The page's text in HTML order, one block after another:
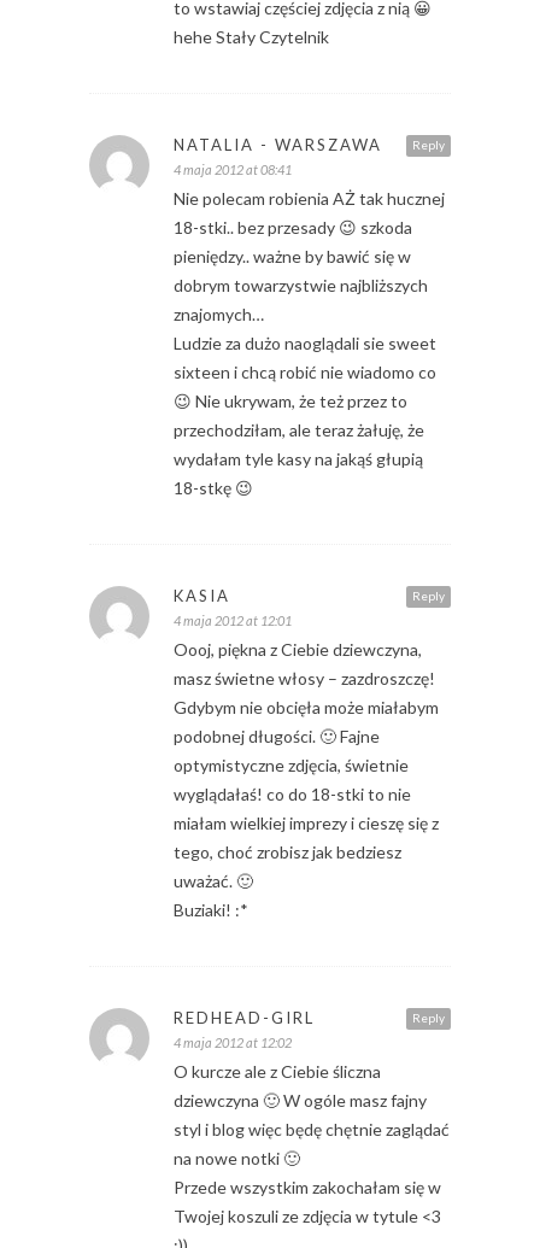
to wstawiaj częściej zdjęcia z nią 😀
hehe Stały Czytelnik
Reply
NATALIA - WARSZAWA
4 maja 2012 at 08:41
Nie polecam robienia AŻ tak hucznej
18-stki.. bez przesady 😉 szkoda
pieniędzy.. ważne by bawić się w
dobrym towarzystwie najbliższych
znajomych…
Ludzie za dużo naoglądali sie sweet
sixteen i chcą robić nie wiadomo co
😉 Nie ukrywam, że też przez to
przechodziłam, ale teraz żałuję, że
wydałam tyle kasy na jakąś głupią
18-stkę 😉
Reply
KASIA
4 maja 2012 at 12:01
Oooj, piękna z Ciebie dziewczyna,
masz świetne włosy – zazdroszczę!
Gdybym nie obcięła może miałabym
podobnej długości. 🙂 Fajne
optymistyczne zdjęcia, świetnie
wyglądałaś! co do 18-stki to nie
miałam wielkiej imprezy i cieszę się z
tego, choć zrobisz jak bedziesz
uważać. 🙂
Buziaki! :*
Reply
REDHEAD-GIRL
4 maja 2012 at 12:02
O kurcze ale z Ciebie śliczna
dziewczyna 🙂 W ogóle masz fajny
styl i blog więc będę chętnie zaglądać
na nowe notki 🙂
Przede wszystkim zakochałam się w
Twojej koszuli ze zdjęcia w tytule <3